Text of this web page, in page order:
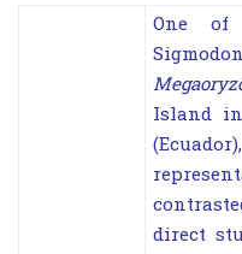
One of
Island
direct